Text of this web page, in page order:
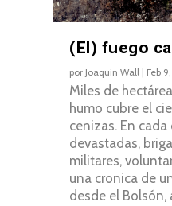
(El) fuego
por Joaquin Wall | Feb
Miles de
humo cubre el
cenizas. En
devastadas,
militares,
una cronica de
desde el